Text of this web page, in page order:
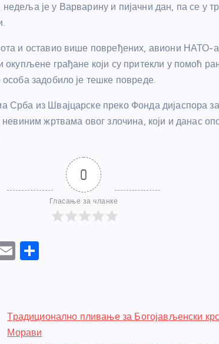
је у Варварину и пијачни дан, па се у
и оставио више повређених, авиони НАТО-а
окупљене грађане који су притекли у помоћ
задобило је тешке повреде.
Срба из Швајцарске преко Фонда дијаспора
невиним жртвама овог злочина, који и данас
0
Гласање за чланке
st
E
Традиционално пливање за Богојављенски
Морави